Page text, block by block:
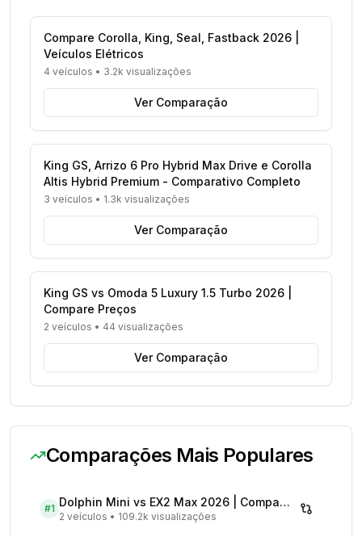
Compare Corolla, King, Seal, Fastback 2026 |
Veículos Elétricos
4 veículos • 3.2k visualizações
Ver Comparação
King GS, Arrizo 6 Pro Hybrid Max Drive e Corolla
Altis Hybrid Premium - Comparativo Completo
3 veículos • 1.3k visualizações
Ver Comparação
King GS vs Omoda 5 Luxury 1.5 Turbo 2026 |
Compare Preços
2 veículos • 44 visualizações
Ver Comparação
Comparações Mais Populares
#1 Dolphin Mini vs EX2 Max 2026 | Compare Preços
2 veículos • 109.2k visualizações